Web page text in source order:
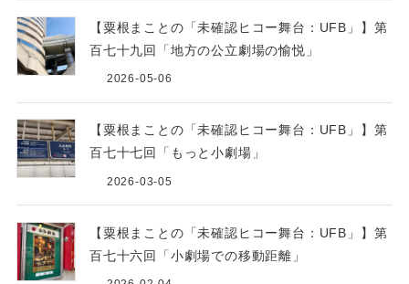
【粟根まことの「未確認ヒコー舞台：UFB」】第
百七十九回「地方の公立劇場の愉悦」
2026-05-06
【粟根まことの「未確認ヒコー舞台：UFB」】第
百七十七回「もっと小劇場」
2026-03-05
【粟根まことの「未確認ヒコー舞台：UFB」】第
百七十六回「小劇場での移動距離」